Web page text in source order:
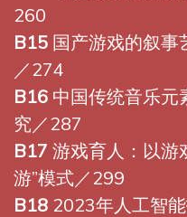
260
B15 国产游戏的叙事
／274
B16 中国传统音乐元
究／287
B17 游戏育人：以游
游”模式／299
B18 2023年人工智